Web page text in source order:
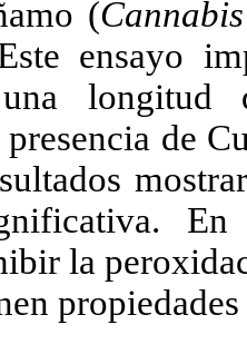
(
ensayo
de
la